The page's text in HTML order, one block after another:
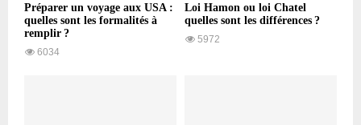
Préparer un voyage aux USA :
quelles sont les formalités à
remplir ?
6034
Loi Hamon ou loi Chatel
quelles sont les différences ?
5972